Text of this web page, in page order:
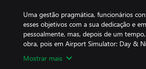
Uma gestão pragmática, funcionários
esses objetivos com a sua dedicação e
pessoalmente, mas, depois de um
obra, pois em Airport Simulator: Day &
Mostrar mais